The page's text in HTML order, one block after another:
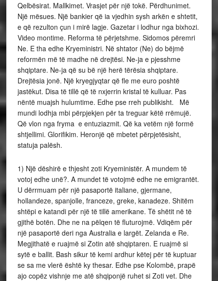
Qelbësirat. Mallkimet. Vrasjet për një tokë. Përdhunimet.
Një mësues. Një bankier që ia vjedhin sysh arkën e shtetit,
e që rezulton çun i mirë lagje. Gazetar i lodhur nga bixhozi.
Video montime. Reforma të përjetshme. Sidomos përemri
Ne. E tha edhe Kryeministri. Në shtator (Ne) do bëjmë
reformën më të madhe në drejtësi. Ne-ja e pjesshme
shqiptare. Ne-ja që su bë një herë tërësia shqiptare.
Drejtësia jonë. Një kryegjyqtar që fle me euro poshtë
jastëkut. Disa të tillë që të nxjerrin kristal të kulluar. Pas
nëntë muajsh hulumtime. Edhe pse rreh publikisht. Më
mundi lodhja mbi përpjekjen për ta treguar këtë rrëmujë.
Që vlon nga fryma e entuziazmit. Që ka vetëm një formë
shtjellimi. Glorifikim. Heronjë që mbetet përpjetësisht,
statuja palësh.
1) Një dëshirë e thjesht zoti Kryeministër. A mundem të
votoj edhe unë?. A mundet të votojmë edhe ne emigrantët.
U dërrmuam për një pasaportë italiane, gjermane,
hollandeze, spanjolle, franceze, greke, kanadeze. Shitëm
shtëpi e katandi për një të tillë amerikane. Të shëtit në të
gjithë botën. Dhe ne na pëlqen të fluturojmë. Vdiqëm për
një pasaportë deri nga Australia e largët. Zelanda e Re.
Megjithatë e ruajmë si Zotin atë shqiptaren. E ruajmë si
sytë e ballit. Bash sikur të kemi ardhur këtej për të kuptuar
se sa me vlerë është ky thesar. Edhe pse Kolombë, prapë
ajo copëz vishnje me atë shqiponjë ruhet si Zoti vet. Dhe